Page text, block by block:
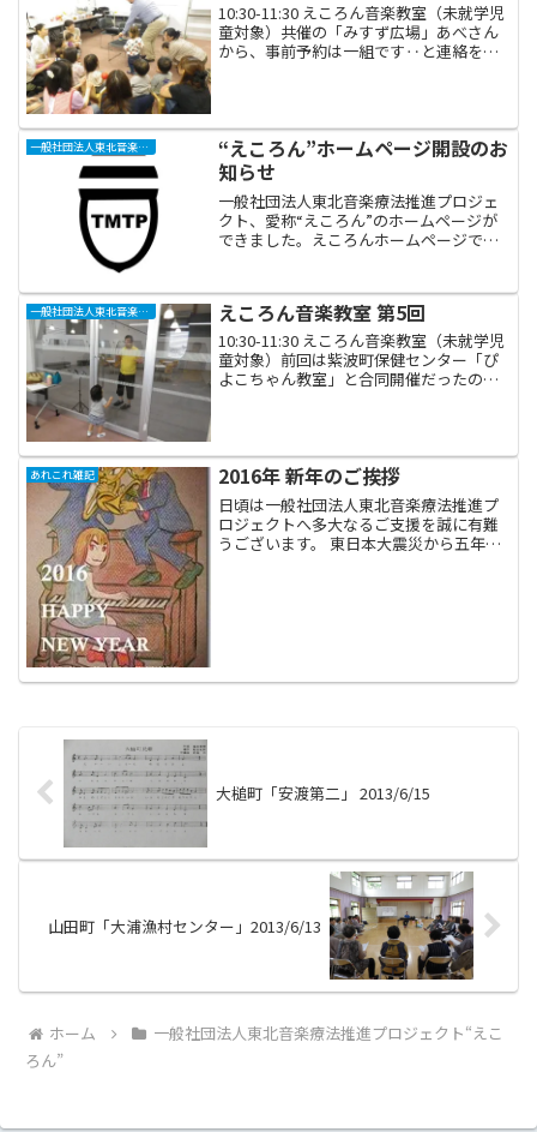
10:30-11:30 えころん音楽教室（未就学児
童対象）共催の「みすず広場」あべさん
から、事前予約は一組です‥と連絡をい
「しわっせ」の...
一般社団法人東北音楽療法推進プロジェクト“えころん”
“えころん”ホームページ開設のお
知らせ
一般社団法人東北音楽療法推進プロジェ
クト、愛称“えころん”のホームページが
できました。えころんホームページでき
ん掲載していきたいと思います。どうぞ
よろしくお願いします！...
一般社団法人東北音楽療法推進プロジェクト“えころん” えころん音楽教室 第5回
10:30-11:30 えころん音楽教室（未就学児
童対象）前回は紫波町保健センター「ぴ
よこちゃん教室」と合同開催だったので
てのんび...
あれこれ雑記 2016年 新年のご挨拶
日頃は一般社団法人東北音楽療法推進プ
ロジェクトへ多大なるご支援を誠に有難
うございます。 東日本大震災から五年と
大槌町「安渡第二」 2013/6/15
山田町「大浦漁村センター」2013/6/13
ホーム
一般社団法人東北音楽療法推進プロジェクト“えこ
ろん”